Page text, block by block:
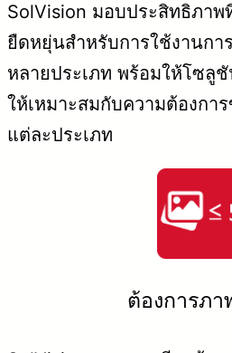
SolVision มอบประสิทธิภาพ
ยืดหยุ่นสำหรับการใช้งานกา
หลายประเภท พร้อมให้โซลู
ให้เหมาะสมกับความต้องกา
แต่ละประเภท
ต้องการภา